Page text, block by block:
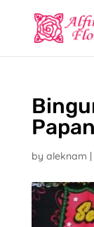
Papan
by aleknam |